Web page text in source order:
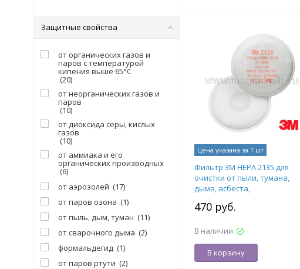
Защитные свойства
от органических газов и
паров с температурой
кипения выше 65°C
(20)
от неорганических газов и
паров
(10)
от диоксида серы, кислых
газов
(10)
от аммиака и его
органических производных
(6)
от аэрозолей (17)
от паров озона (1)
от пыль, дым, туман (11)
от сварочного дыма (2)
формальдегид (1)
от паров ртути (2)
Цена указана за 1 шт
Фильтр 3М HEPA 2135 для
очистки от пыли, тумана,
дыма, асбеста,
7000029734
470 руб.
В наличии
В корзину